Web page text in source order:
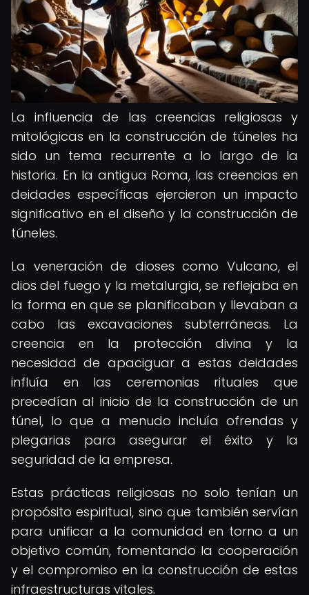
La influencia de las creencias religiosas y
mitológicas en la construcción de túneles ha
sido un tema recurrente a lo largo de la
historia. En la antigua Roma, las creencias en
deidades específicas ejercieron un impacto
significativo en el diseño y la construcción de
túneles.
La veneración de dioses como Vulcano, el
dios del fuego y la metalurgia, se reflejaba en
la forma en que se planificaban y llevaban a
cabo las excavaciones subterráneas. La
creencia en la protección divina y la
necesidad de apaciguar a estas deidades
influía en las ceremonias rituales que
precedían al inicio de la construcción de un
túnel, lo que a menudo incluía ofrendas y
plegarias para asegurar el éxito y la
seguridad de la empresa.
Estas prácticas religiosas no solo tenían un
propósito espiritual, sino que también servían
para unificar a la comunidad en torno a un
objetivo común, fomentando la cooperación
y el compromiso en la construcción de estas
infraestructuras vitales.